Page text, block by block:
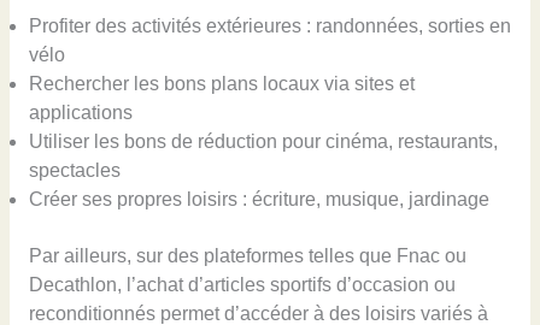
Profiter des activités extérieures : randonnées, sorties en
vélo
Rechercher les bons plans locaux via sites et
applications
Utiliser les bons de réduction pour cinéma, restaurants,
spectacles
Créer ses propres loisirs : écriture, musique, jardinage
Par ailleurs, sur des plateformes telles que Fnac ou
Decathlon, l’achat d’articles sportifs d’occasion ou
reconditionnés permet d’accéder à des loisirs variés à